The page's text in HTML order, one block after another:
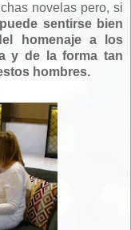
novelas pero, si
puede sentirse bien
homenaje a los
y de la forma tan
hombres.